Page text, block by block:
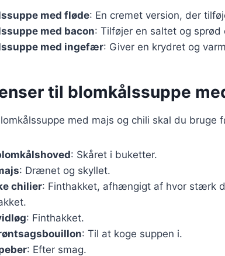
med fløde: En cremet version, der
med bacon: Tilføjer en saltet og
med ingefær: Giver en krydret og
til blomkålssuppe
med majs og chili skal du bruge
: Skåret i buketter.
: Drænet og skyllet.
chilier: Finthakket, afhængigt af hvor stærk
: Finthakket.
: Til at koge suppen i.
: Efter smag.